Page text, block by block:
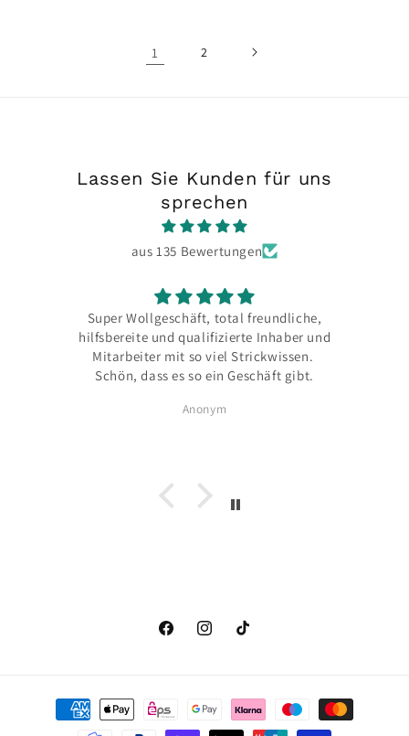
1 2
Lassen Sie Kunden für uns
sprechen
aus 135 Bewertungen
Super Wollgeschäft, total freundliche,
hilfsbereite und qualifizierte Inhaber und
Mitarbeiter mit so viel Strickwissen.
Schön, dass es so ein Geschäft gibt.
Anonym
FacebookInstagramTikTok
Zahlungsmethoden